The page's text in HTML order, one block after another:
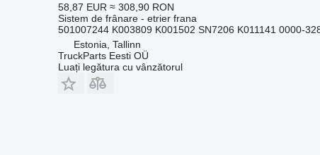
58,87 EUR ≈ 308,90 RON
Sistem de frânare - etrier frana
501007244 K003809 K001502 SN7206 K011141 0000-
Estonia, Tallinn
TruckParts Eesti OÜ
Luați legătura cu vânzătorul